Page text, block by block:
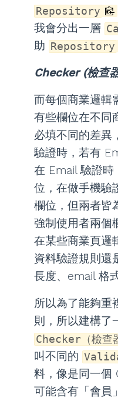
Repository
我會分出一層
助 Repository
Checker (檢查
而每個商業邏輯
有些欄位在不同
必填不同的差異
驗證時，若有
在 Email 驗證時
位，在做手機驗
欄位，但兩者皆
強制使用者兩個
在某些商業頁邏
資料驗證規則還
長度、email 格
所以為了能夠重
則，所以建構了
Checker（檢查
叫不同的
料，像是同一個
可能含有「會員